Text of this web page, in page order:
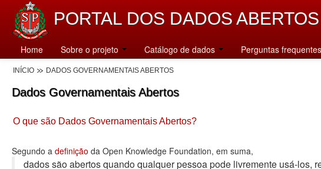
PORTAL DOS DADOS
Home Sobre o projeto Catálogo de dados Perguntas frequentes
INÍCIO DADOS GOVERNAMENTAIS ABERTOS
Dados Governamentais Abertos
O que são Dados Governamentais Abertos?
Segundo a definição da Open Knowledge Foundation, em suma,
dados são abertos quando qualquer pessoa pode livremente usá-